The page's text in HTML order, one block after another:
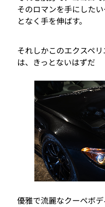
そのロマンを手にした
となく手を伸ばす。
それしかこのエクスペ
は、きっとないはずだ
優雅で流麗なクーペボ